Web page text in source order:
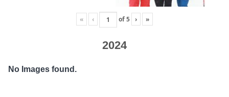
« ‹ of5 › »
2024
No Images found.